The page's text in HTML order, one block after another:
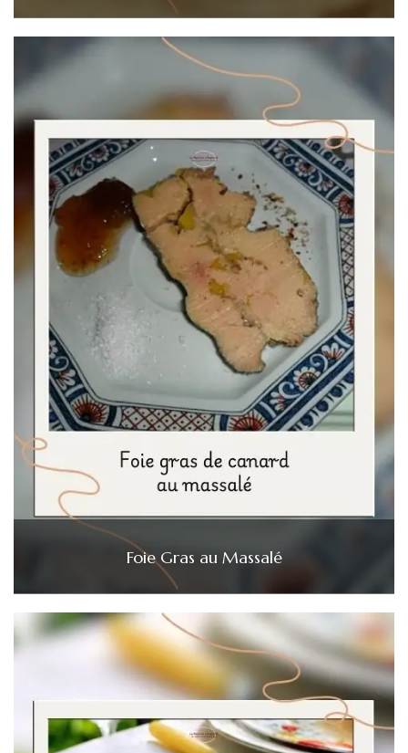
Foie Gras au Massalé